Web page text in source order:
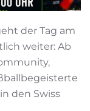
der Tag am
weiter: Ab
den Swiss